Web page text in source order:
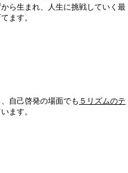
ら生まれ、人生に挑戦していく最
ます。
自己啓発の場面でも ５リズムのテ
ます。